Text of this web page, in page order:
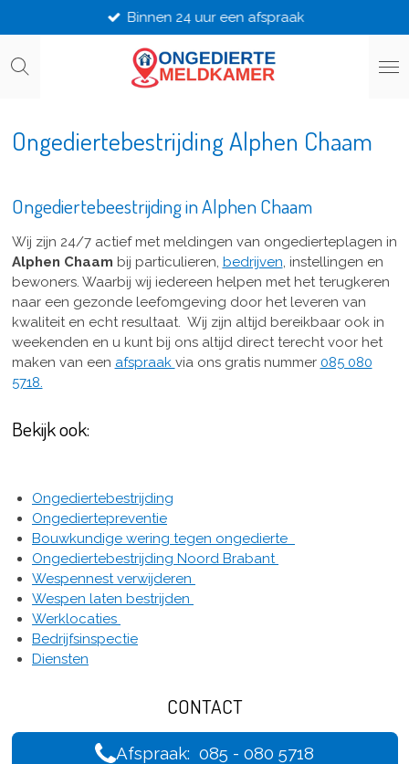
direct
naar
Binnen 24 uur een afspraak
Ongediertebestrijding Alphen Chaam
Ongediertebeestrijding in Alphen Chaam
Wij zijn 24/7 actief met meldingen van ongedierteplagen in
Alphen Chaam bij particulieren, bedrijven, instellingen en
bewoners. Waarbij wij iedereen helpen met het terugkeren
naar een gezonde leefomgeving door het leveren van
kwaliteit en echt resultaat. Wij zijn altijd bereikbaar ook in
weekenden en u kunt bij ons altijd direct terecht voor het
maken van een afspraak via ons gratis nummer 085 080
5718.
Bekijk ook:
Ongediertebestrijding
Ongediertepreventie
Bouwkundige wering tegen ongedierte
Ongediertebestrijding Noord Brabant
Wespennest verwijderen
Wespen laten bestrijden
Werklocaties
Bedrijfsinspectie
Diensten
CONTACT
Afspraak: 085 - 080 5718